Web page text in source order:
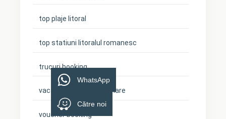
top plaje litoral
top statiuni litoralul romanesc
trucuri booking
vacanta cu cainele la mare
voucher booking
WhatsApp
Către noi